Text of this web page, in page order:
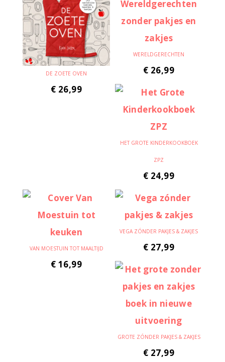
DE ZOETE OVEN
€ 26,99
WERELDGERECHTEN
€ 26,99
HET GROTE KINDERKOOKBOEK
ZPZ
€ 24,99
VAN MOESTUIN TOT MAALTIJD
€ 16,99
VEGA ZÓNDER PAKJES & ZAKJES
€ 27,99
GROTE ZÓNDER PAKJES & ZAKJES
€ 27,99